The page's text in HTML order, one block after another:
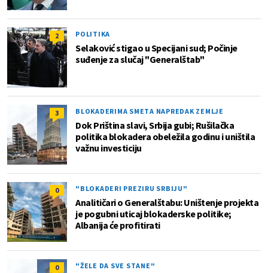
2 POLITIKA
Selaković stigao u Specijani sud; Počinje
suđenje za slučaj "Generalštab"
3 BLOKADERIMA SMETA NAPREDAK ZEMLJE
Dok Priština slavi, Srbija gubi; Rušilačka
politika blokadera obeležila godinu i uništila
važnu investiciju
0 "BLOKADERI PREZIRU SRBIJU"
Analitičari o Generalštabu: Uništenje projekta
je pogubni uticaj blokaderske politike;
Albanija će profitirati
0 "ŽELE DA SVE STANE"